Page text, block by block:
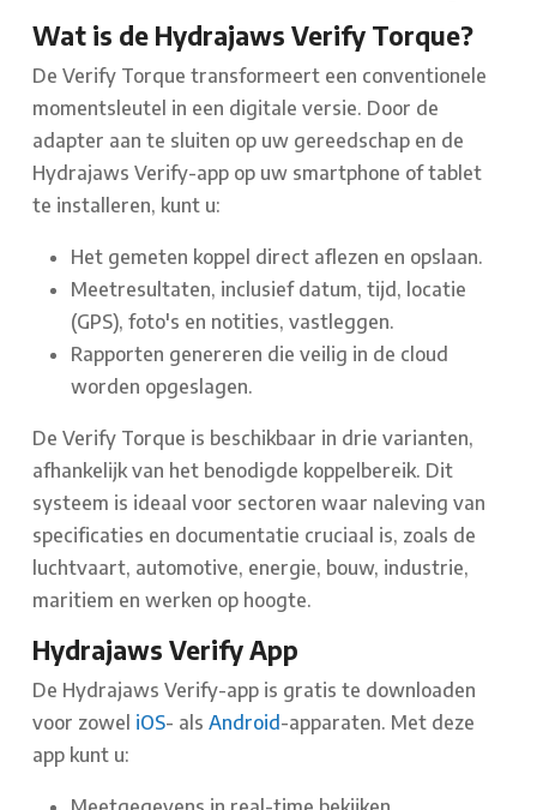
Wat is de Hydrajaws Verify Torque?
De Verify Torque transformeert een conventionele
momentsleutel in een digitale versie. Door de
adapter aan te sluiten op uw gereedschap en de
Hydrajaws Verify-app op uw smartphone of tablet
te installeren, kunt u:
Het gemeten koppel direct aflezen en opslaan.
Meetresultaten, inclusief datum, tijd, locatie
(GPS), foto's en notities, vastleggen.
Rapporten genereren die veilig in de cloud
worden opgeslagen.
De Verify Torque is beschikbaar in drie varianten,
afhankelijk van het benodigde koppelbereik. Dit
systeem is ideaal voor sectoren waar naleving van
specificaties en documentatie cruciaal is, zoals de
luchtvaart, automotive, energie, bouw, industrie,
maritiem en werken op hoogte.
Hydrajaws Verify App
De Hydrajaws Verify-app is gratis te downloaden
voor zowel iOS- als Android-apparaten. Met deze
app kunt u: